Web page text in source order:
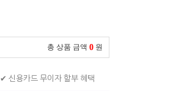
총 상품 금액 0 원
✔ 신용카드 무이자 할부 혜택